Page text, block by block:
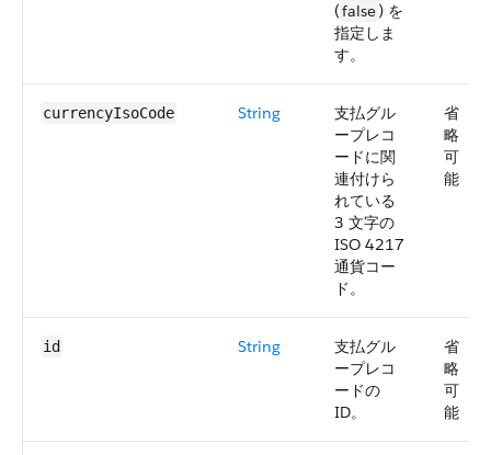
(false) を
指定しま
す。
currencyIsoCode String
支払グル
ープレコ
ードに関
連付けら
れている
3 文字の
ISO 4217
通貨コー
ド。
省
略
可
能
id String
支払グル
ープレコ
ードの
ID。
省
略
可
能